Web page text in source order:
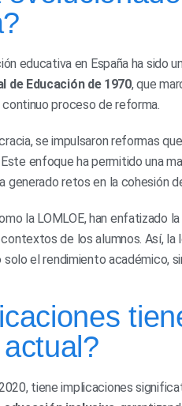
educativa en España ha
de Educación de 1970, que
proceso de reforma.
se impulsaron reformas
enfoque ha permitido una
generado retos en la cohesión
la LOMLOE, han enfatizado
de los alumnos. Así, la
el rendimiento académico,
tiene implicaciones